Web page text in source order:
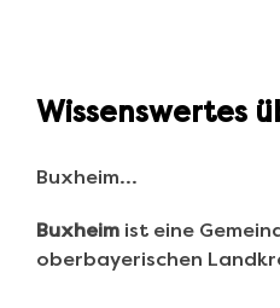
Wissenswertes
Buxheim…
Buxheim ist eine
oberbayerischen